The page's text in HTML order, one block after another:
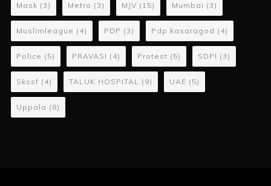
Mask (3) Metro (3) MJV (15) Mumbai (3)
Muslimleague (4) PDP (3) Pdp kasaragod (4)
Police (5) PRAVASI (4) Protest (5) SDPI (3)
Skssf (4) TALUK HOSPITAL (9) UAE (5)
Uppala (8)